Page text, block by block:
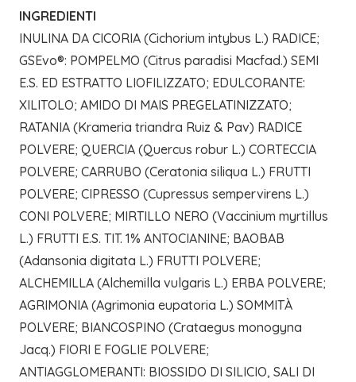
INGREDIENTI
INULINA DA CICORIA (Cichorium intybus L.) RADICE;
GSEvo®: POMPELMO (Citrus paradisi Macfad.) SEMI
E.S. ED ESTRATTO LIOFILIZZATO; EDULCORANTE:
XILITOLO; AMIDO DI MAIS PREGELATINIZZATO;
RATANIA (Krameria triandra Ruiz & Pav) RADICE
POLVERE; QUERCIA (Quercus robur L.) CORTECCIA
POLVERE; CARRUBO (Ceratonia siliqua L.) FRUTTI
POLVERE; CIPRESSO (Cupressus sempervirens L.)
CONI POLVERE; MIRTILLO NERO (Vaccinium myrtillus
L.) FRUTTI E.S. TIT. 1% ANTOCIANINE; BAOBAB
(Adansonia digitata L.) FRUTTI POLVERE;
ALCHEMILLA (Alchemilla vulgaris L.) ERBA POLVERE;
AGRIMONIA (Agrimonia eupatoria L.) SOMMITÀ
POLVERE; BIANCOSPINO (Crataegus monogyna
Jacq.) FIORI E FOGLIE POLVERE;
ANTIAGGLOMERANTI: BIOSSIDO DI SILICIO, SALI DI